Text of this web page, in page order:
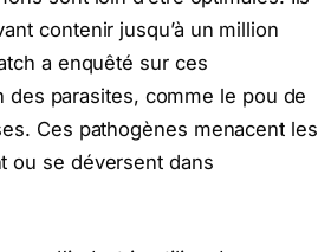
contenir jusqu’à un million
a enquêté sur ces
des parasites, comme le pou de
Ces pathogènes menacent les
ou se déversent dans